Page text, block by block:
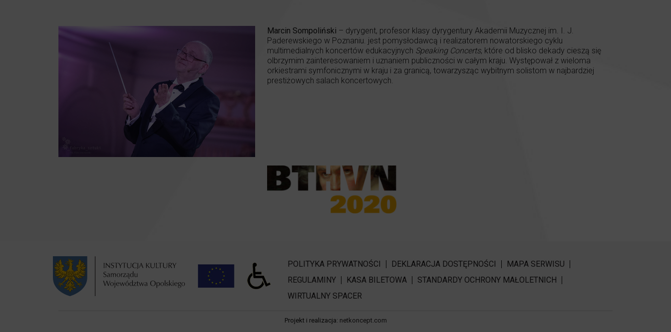
Marcin Sompoliński – dyrygent, profesor klasy dyrygentury Akademii Muzycznej im. I. J.
Paderewskiego w Poznaniu. jest pomysłodawcą i realizatorem nowatorskiego cyklu
multimedialnych koncertów edukacyjnych Speaking Concerts, które od blisko dekady cieszą się
olbrzymim zainteresowaniem i uznaniem publiczności w całym kraju. Występował z wieloma
orkiestrami symfonicznymi w kraju i za granicą, towarzysząc wybitnym solistom w najbardziej
prestiżowych salach koncertowych.
POLITYKA PRYWATNOŚCI DEKLARACJA DOSTĘPNOŚCI
MAPA SERWISU
REGULAMINY
KASA BILETOWA
STANDARDY OCHRONY MAŁOLETNICH
WIRTUALNY SPACER
Projekt i realizacja: netkoncept.com